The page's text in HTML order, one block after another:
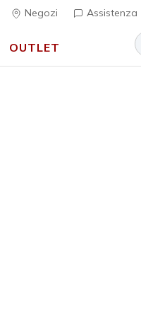
Negozi Assistenza
OUTLET